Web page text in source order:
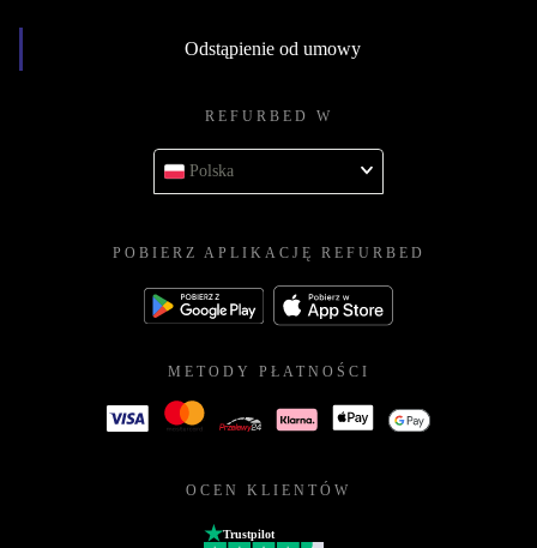
Odstąpienie od umowy
REFURBED W
Polska
POBIERZ APLIKACJĘ REFURBED
METODY PŁATNOŚCI
OCEN KLIENTÓW
Trustpilot